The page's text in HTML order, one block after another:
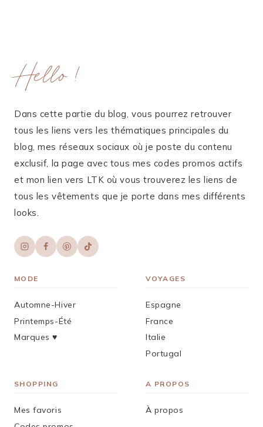
Hello !
Dans cette partie du blog, vous pourrez retrouver
tous les liens vers les thématiques principales du
blog, mes réseaux sociaux où je poste du contenu
exclusif, la page avec tous mes codes promos actifs
et mon lien vers LTK où vous trouverez les liens de
tous les vêtements que je porte dans mes différents
looks.
MODE
Automne-Hiver
Printemps-Été
Marques ♥︎
VOYAGES
Espagne
France
Italie
Portugal
SHOPPING
Mes favoris
A PROPOS
À propos